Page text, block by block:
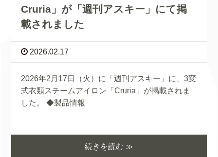
Cruria」が「週刊アスキー」にて掲
載されました
2026.02.17
2026年2月17日（火）に「週刊アスキー」に、3変
式衣類スチームアイロン「Cruria」が掲載されま
した。 ◆製品情報
続きを読む ≫